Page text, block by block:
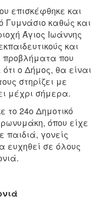
επισκέφθηκε και
Γυμνάσιο καθώς και
Άγιος Ιωάννης
και
προβλήματα που
ότι ο Δήμος, θα είναι
στηρίζει με
μέχρι σήμερα.
το 24ο Δημοτικό
όπου είχε
παιδιά, γονείς
ευχηθεί σε όλους